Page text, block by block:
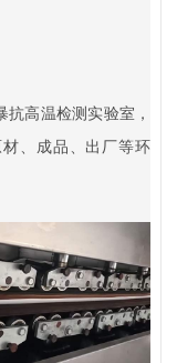
高温检测实验室，
、成品、出厂等环